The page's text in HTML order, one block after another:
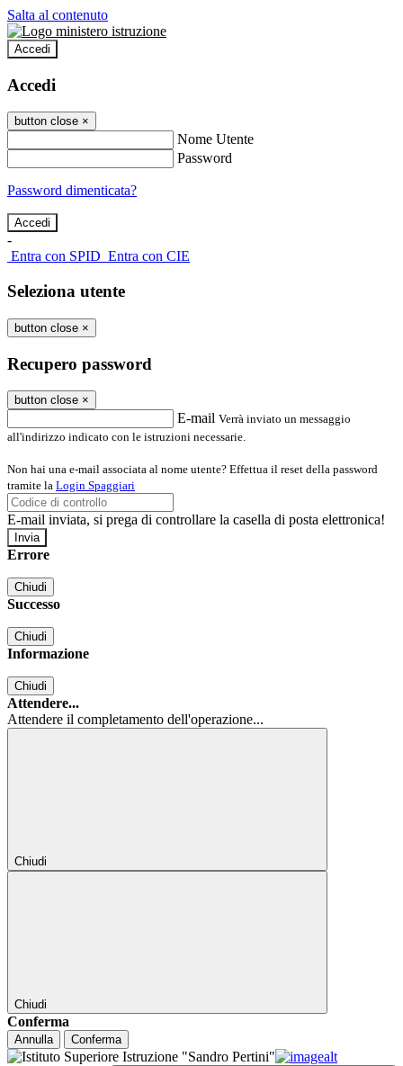
Salta al contenuto
Accedi
Accedi
button close ×
Nome Utente
Password
Password dimenticata?
-
Entra con SPID Entra con CIE
Seleziona utente
button close ×
Recupero password
button close ×
E-mail Verrà inviato un messaggio
all'indirizzo indicato con le istruzioni necessarie.
Non hai una e-mail associata al nome utente? Effettua il reset della password
tramite la Login Spaggiari
E-mail inviata, si prega di controllare la casella di posta elettronica!
Errore
Chiudi
Successo
Chiudi
Informazione
Chiudi
Attendere...
Attendere il completamento dell'operazione...
Chiudi
Chiudi
Conferma
Annulla Conferma